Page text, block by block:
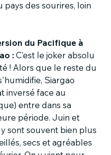
pays des sourires, loin
du Pacifique à
: C’est le joker absolu
! Alors que le reste du
Siargao
inversé face au
entre dans sa
période. Juin et
sont souvent bien plus
secs et agréables